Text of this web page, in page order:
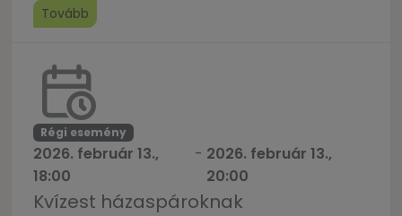
Gyermekek sport foglalkozását vezeti: Szolnok István,
Tepszisné L. Henrietta (pedagógusok) Időpont:
info@gayatrisoundhealing.hu; – Telefonon:
+3620/513-95-97 – Messengeren: Gayatri Sound
Healing […]
Tovább
Régi esemény
2026. február 13.,
18:00
- 2026. február 13.,
20:00
Kvízest házaspároknak